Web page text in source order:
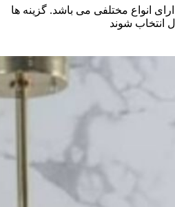
انواع مختلفی می باشد. گزینه ها
شوند